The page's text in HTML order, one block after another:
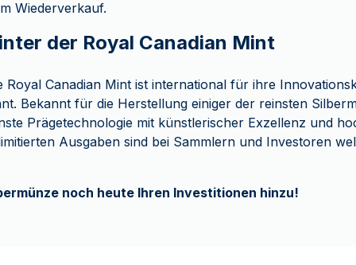
Wiederverkauf.
der Royal Canadian Mint
Royal Canadian Mint ist international für ihre
Bekannt für die Herstellung einiger der reinsten
Prägetechnologie mit künstlerischer Exzellenz und
Ausgaben sind bei Sammlern und Investoren
noch heute Ihren Investitionen hinzu!